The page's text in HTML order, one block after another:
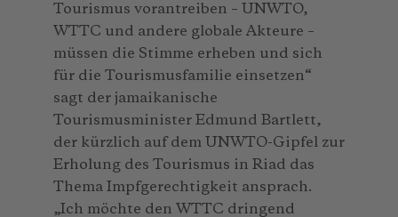
Tourismus vorantreiben – UNWTO,
WTTC und andere globale Akteure –
müssen die Stimme erheben und sich
für die Tourismusfamilie einsetzen“
sagt der jamaikanische
Tourismusminister Edmund Bartlett,
der kürzlich auf dem UNWTO-Gipfel zur
Erholung des Tourismus in Riad das
Thema Impfgerechtigkeit ansprach.
„Ich möchte den WTTC dringend